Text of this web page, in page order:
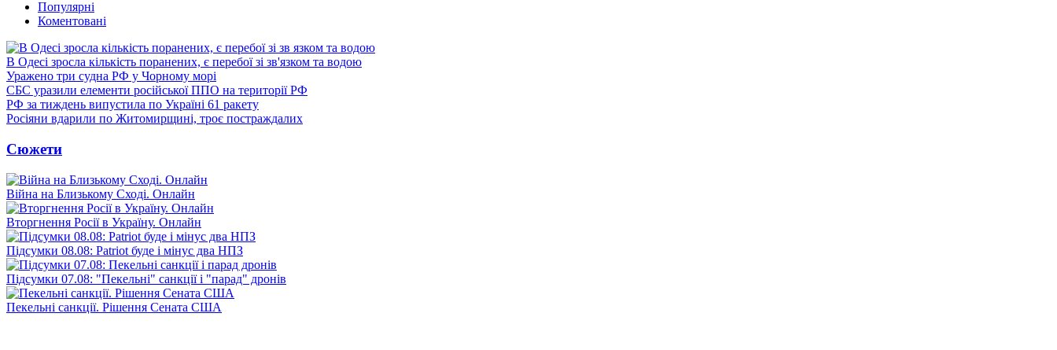
Популярні
Коментовані
В Одесі зросла кількість поранених, є перебої зі зв'язком та водою
Уражено три судна РФ у Чорному морі
СБС уразили елементи російської ППО на території РФ
РФ за тиждень випустила по Україні 61 ракету
Росіяни вдарили по Житомирщині, троє постраждалих
Сюжети
Війна на Близькому Сході. Онлайн
Вторгнення Росії в Україну. Онлайн
Підсумки 08.08: Patriot буде і мінус два НПЗ
Підсумки 07.08: "Пекельні" санкції і "парад" дронів
Пекельні санкції. Рішення Сената США